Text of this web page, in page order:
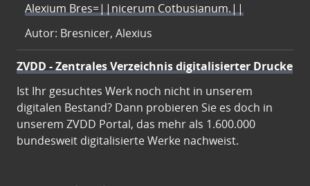
Alexium Bres=||nicerum Cotbusianum.||
Autor: Bresnicer, Alexius
ZVDD - Zentrales Verzeichnis digitalisierter Drucke
Ist Ihr gesuchtes Werk noch nicht in unserem
digitalen Bestand? Dann probieren Sie es doch in
unserem ZVDD Portal, das mehr als 1.600.000
bundesweit digitalisierte Werke nachweist.